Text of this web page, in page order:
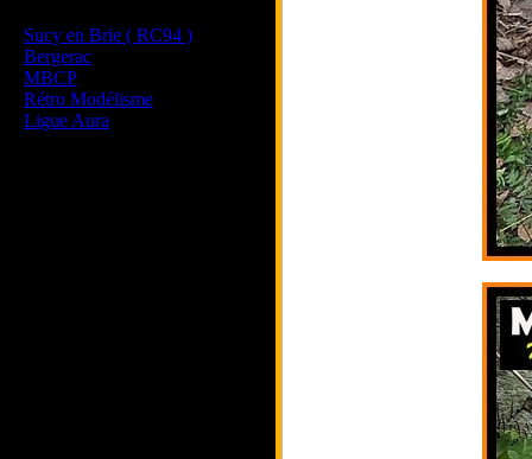
Sucy en Brie ( RC94 )
Bergerac
MBCP
Rétro Modélisme
Ligue Aura